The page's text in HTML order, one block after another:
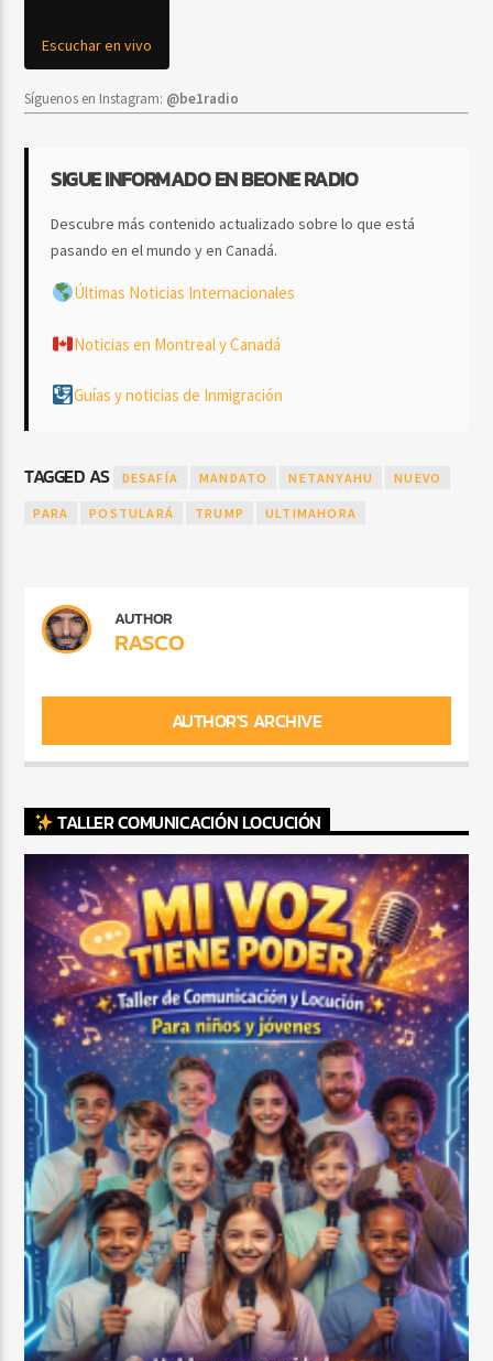
Escuchar en vivo
Síguenos en Instagram: @be1radio
SIGUE INFORMADO EN BEONE RADIO
Descubre más contenido actualizado sobre lo que está
pasando en el mundo y en Canadá.
Últimas Noticias Internacionales
Noticias en Montreal y Canadá
Guías y noticias de Inmigración
TAGGED AS DESAFÍA MANDATO NETANYAHU NUEVO
PARA POSTULARÁ TRUMP ULTIMAHORA
AUTHOR
RASCO
AUTHOR'S ARCHIVE
TALLER COMUNICACIÓN LOCUCIÓN